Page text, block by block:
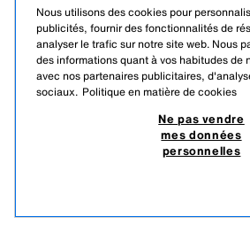
Nous utilisons des cookies pour
publicités, fournir des fonctionnalités de
analyser le trafic sur notre site web. Nous
des informations quant à vos habitudes de
avec nos partenaires publicitaires,
sociaux. Politique en matière de cookies
Ne pas vendre
mes données
personnelles